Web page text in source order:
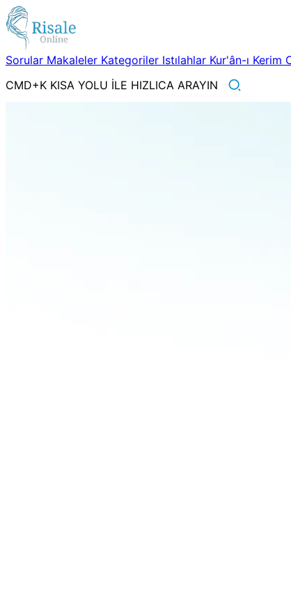
Sorular Makaleler Kategoriler Istılahlar Kur'ân-ı Kerim
CMD+K KISA YOLU İLE HIZLICA ARAYIN